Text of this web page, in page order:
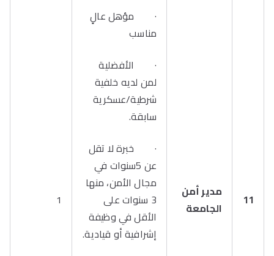
11
مدير أمن
الجامعة
· مؤهل عالٍ
مناسب
· الأفضلية
لمن لديه خلفية
شرطية/عسكرية
سابقة.
· خبرة لا تقل
عن 5سنوات في
مجال الأمن، منها
3 سنوات على
الأقل في وظيفة
إشرافية أو قيادية.
1